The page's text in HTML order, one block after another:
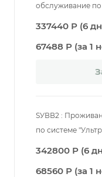
обслуживание по
337440 Р (6
67488 Р (за 1
SУВВ2 :
по системе
342800 Р (6
68560 Р (за 1